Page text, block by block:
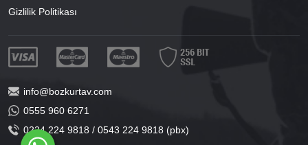
Gizlilik Politikası
info@bozkurtav.com
0555 960 6271
0224 224 9818 / 0543 224 9818 (pbx)